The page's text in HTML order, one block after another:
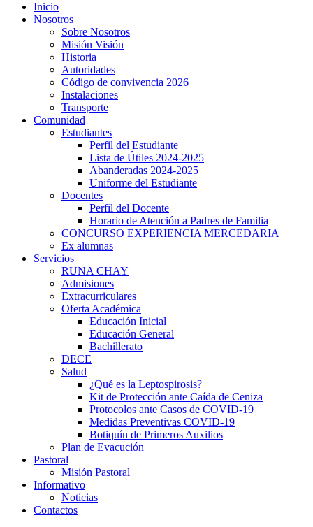
Inicio
Nosotros
Sobre Nosotros
Misión Visión
Historia
Autoridades
Código de convivencia 2026
Instalaciones
Transporte
Comunidad
Estudiantes
Perfil del Estudiante
Lista de Útiles 2024-2025
Abanderadas 2024-2025
Uniforme del Estudiante
Docentes
Perfil del Docente
Horario de Atención a Padres de Familia
CONCURSO EXPERIENCIA MERCEDARIA
Ex alumnas
Servicios
RUNA CHAY
Admisiones
Extracurriculares
Oferta Académica
Educación Inicial
Educación General
Bachillerato
DECE
Salud
¿Qué es la Leptospirosis?
Kit de Protección ante Caída de Ceniza
Protocolos ante Casos de COVID-19
Medidas Preventivas COVID-19
Botiquín de Primeros Auxilios
Plan de Evacución
Pastoral
Misión Pastoral
Informativo
Noticias
Contactos